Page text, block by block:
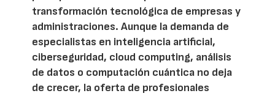
transformación tecnológica de empresas y
administraciones. Aunque la demanda de
especialistas en inteligencia artificial,
ciberseguridad, cloud computing, análisis
de datos o computación cuántica no deja
de crecer, la oferta de profesionales